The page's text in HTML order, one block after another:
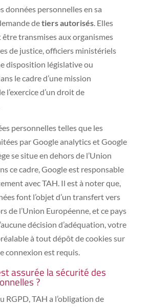
données personnelles en sa
detiers autorisés. Elles
transmises aux organismes
de justice, officiers ministériels
disposition législative ou
le cadre d’une mission
l’exercice d’un droit de
personnelles telles que les
par Google analytics et Google
se situe en dehors de l’Union
ce cadre, Google est responsable
avec TAH. Il est à noter que,
font l’objet d’un transfert vers
de l’Union Européenne, et ce pays
décision d’adéquation, votre
à tout dépôt de cookies sur
connexion est requis.
assurée la sécurité des
?
RGPD, TAH a l’obligation de